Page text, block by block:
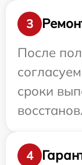
3
После
сроки
4